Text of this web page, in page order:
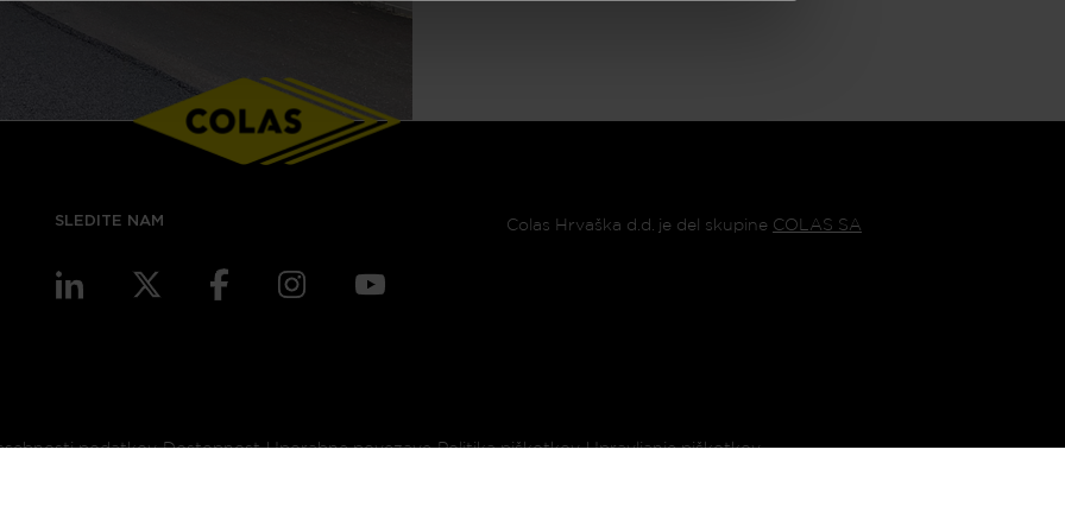
SLEDITE NAM Colas Hrvaška d.d. je del skupine COLAS SA
podatkov Dostopnost Uporabne povezave Politika piškotkov Upravljanje piškotkov